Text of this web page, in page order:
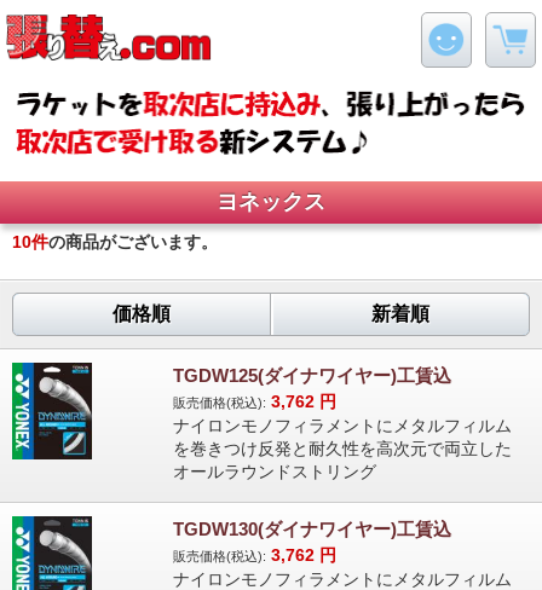
ヨネックス
10件の商品がございます。
価格順 新着順
TGDW125(ダイナワイヤー)工賃込
販売価格(税込): 3,762 円
ナイロンモノフィラメントにメタルフィルム
を巻きつけ反発と耐久性を高次元で両立した
オールラウンドストリング
TGDW130(ダイナワイヤー)工賃込
販売価格(税込): 3,762 円
ナイロンモノフィラメントにメタルフィルム